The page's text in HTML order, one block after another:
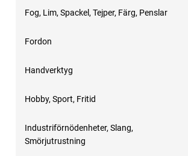
Fog, Lim, Spackel, Tejper, Färg, Penslar
Fordon
Handverktyg
Hobby, Sport, Fritid
Industriförnödenheter, Slang,
Smörjutrustning